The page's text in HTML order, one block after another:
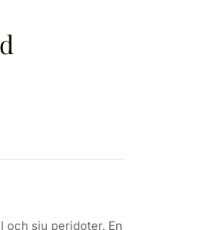
och sju peridoter. En